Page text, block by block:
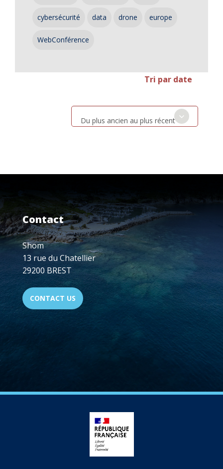
cybersécurité data drone europe
WebConférence
Tri par date
Du plus ancien au plus récent
Contact
Shom
13 rue du Chatellier
29200 BREST
CONTACT US